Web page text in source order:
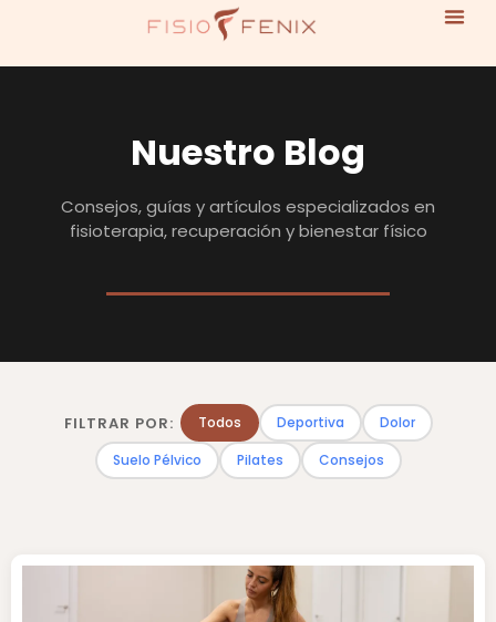
Nuestro Blog
Consejos, guías y artículos especializados en
fisioterapia, recuperación y bienestar físico
FILTRAR POR: Todos Deportiva
Dolor
Suelo Pélvico
Pilates Consejos